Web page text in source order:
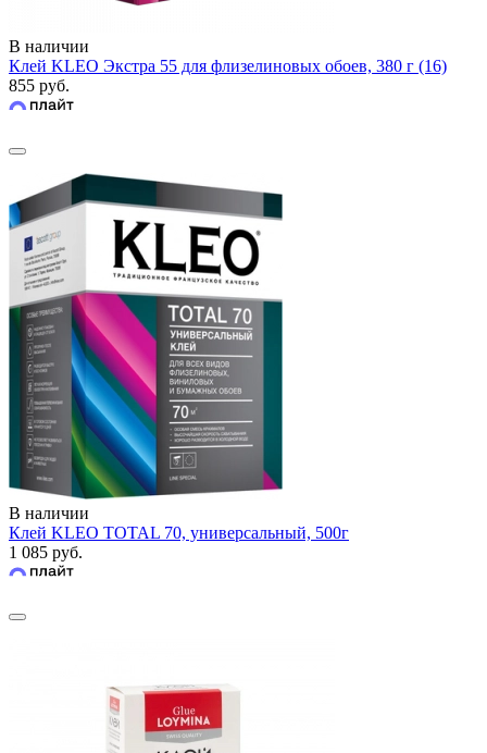
В наличии
Клей KLEO Экстра 55 для флизелиновых обоев, 380 г (16)
855 руб.
В наличии
Клей KLEO TOTAL 70, универсальный, 500г
1 085 руб.